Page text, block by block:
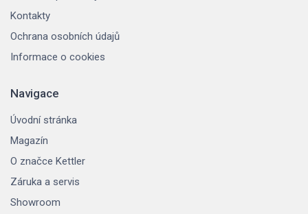
Kontakty
Ochrana osobních údajů
Informace o cookies
Navigace
Úvodní stránka
Magazín
O značce Kettler
Záruka a servis
Showroom